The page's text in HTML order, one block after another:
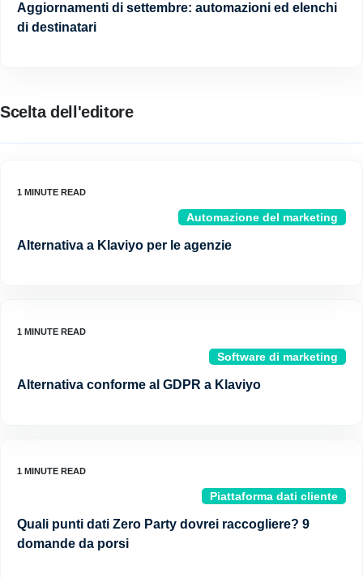
Aggiornamenti di settembre: automazioni ed elenchi
di destinatari
Scelta dell'editore
Automazione del marketing
Alternativa a Klaviyo per le agenzie
Software di marketing
Alternativa conforme al GDPR a Klaviyo
Piattaforma dati cliente
Quali punti dati Zero Party dovrei raccogliere? 9
domande da porsi